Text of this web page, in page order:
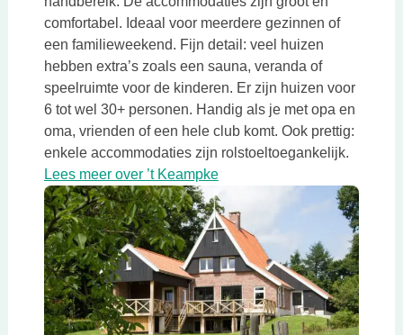
comfortabel. Ideaal voor meerdere gezinnen of
een familieweekend. Fijn detail: veel huizen
hebben extra’s zoals een sauna, veranda of
speelruimte voor de kinderen. Er zijn huizen voor
6 tot wel 30+ personen. Handig als je met opa en
oma, vrienden of een hele club komt. Ook prettig:
enkele accommodaties zijn rolstoeltoegankelijk.
Lees meer over ’t KeampkeDeze link opent in een